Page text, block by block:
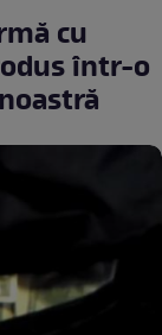
cu
într-o